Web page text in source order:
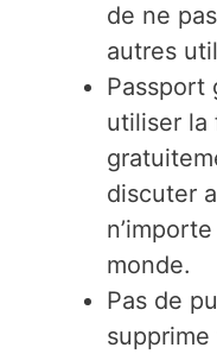
de ne
autres
Passport
utiliser la
discuter
monde.
Pas de